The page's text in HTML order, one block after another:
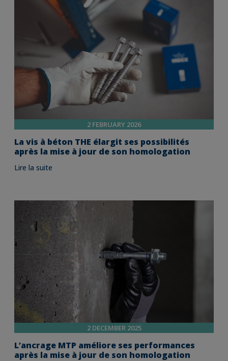
2 FEBRUARY 2026
La vis à béton THE élargit ses possibilités
après la mise à jour de son homologation
Lire la suite
2 DECEMBER 2025
L’ancrage MTP améliore ses performances
après la mise à jour de son homologation